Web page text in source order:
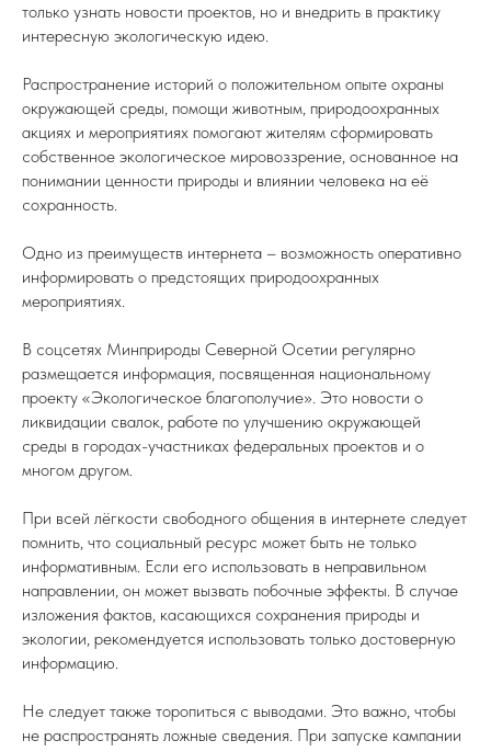
только узнать новости проектов, но и внедрить в практику
интересную экологическую идею.
Распространение историй о положительном опыте охраны
окружающей среды, помощи животным, природоохранных
акциях и мероприятиях помогают жителям сформировать
собственное экологическое мировоззрение, основанное на
понимании ценности природы и влиянии человека на её
сохранность.
Одно из преимуществ интернета – возможность оперативно
информировать о предстоящих природоохранных
мероприятиях.
В соцсетях Минприроды Северной Осетии регулярно
размещается информация, посвященная национальному
проекту «Экологическое благополучие». Это новости о
ликвидации свалок, работе по улучшению окружающей
среды в городах-участниках федеральных проектов и о
многом другом.
При всей лёгкости свободного общения в интернете следует
помнить, что социальный ресурс может быть не только
информативным. Если его использовать в неправильном
направлении, он может вызвать побочные эффекты. В случае
изложения фактов, касающихся сохранения природы и
экологии, рекомендуется использовать только достоверную
информацию.
Не следует также торопиться с выводами. Это важно, чтобы
не распространять ложные сведения. При запуске кампании